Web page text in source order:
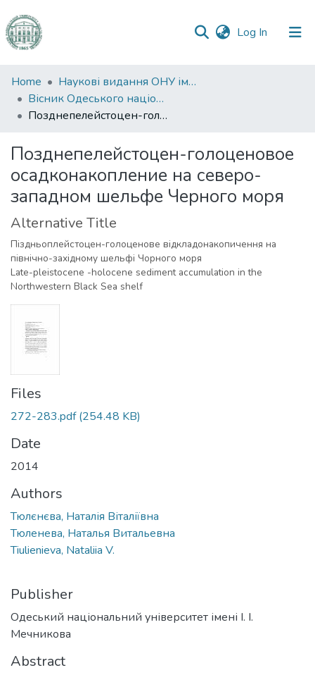
Log In (current)
Communities
&
Collections
Statistics
Home
Наукові видання ОНУ імені І. І. Мечникова
Вісник Одеського національного університету. Географічні та геологічні науки
Позднепелейстоцен-голоценовое осадконакопление на северо-западном шельфе Черного моря
Позднепелейстоцен-голоценовое
осадконакопление на северо-
западном шельфе Черного моря
Alternative Title
Піздньоплейстоцен-голоценове відкладонакопичення на
північно-західному шельфі Чорного моря
Late-pleistocene -holocene sediment accumulation in the
Northwestern Black Sea shelf
Files
272-283.pdf(254.48 KB)
Date
2014
Authors
Тюлєнєва, Наталія Віталіївна
Тюленева, Наталья Витальевна
Tiulienieva, Nataliia V.
Publisher
Одеський національний університет імені І. І.
Мечникова
Abstract